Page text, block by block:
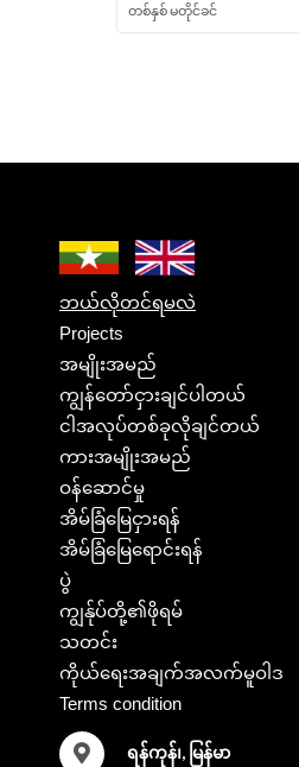
တစ်နှစ် မတိုင်ခင်
ဘယ်လိုတင်ရမလဲ
Projects
အမျိုးအမည်
ကျွန်တော်ငှားချင်ပါတယ်
ငါအလုပ်တစ်ခုလိုချင်တယ်
ကားအမျိုးအမည်
ဝန်ဆောင်မှု
အိမ်ခြံမြေငှားရန်
အိမ်ခြံမြေရောင်းရန်
ပွဲ
ကျွန်ုပ်တို့၏ဖိုရမ်
သတင်း
ကိုယ်ရေးအချက်အလက်မူဝါဒ
Terms condition
ရန်ကုန်၊, မြန်မာ